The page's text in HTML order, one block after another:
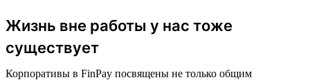
Жизнь вне работы у нас тоже
существует
Корпоративы в FinPay посвящены не только общим